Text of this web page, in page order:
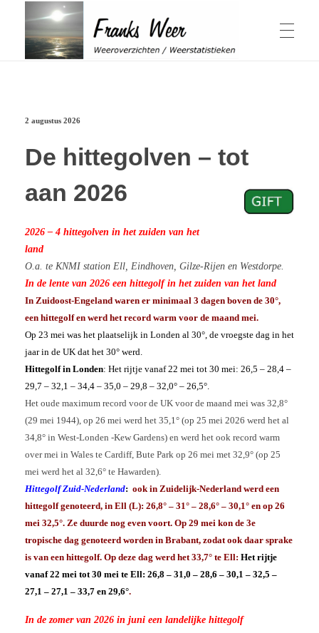
Actuele Winter
Elfstedentocht
Schaalverdeling Hellmangetal
Geschiedenis sneeuwval in Nederland
Winter 2014
Windchill berekenen
November 1980, 2015 & 2016
Zomer & Lente
Weeroverzichten Lente
Actuele Zomer
Warmtegetal
1959 bijzonder
Periode April-September
Jaaroverzichten
Weeroverzicht jaren
Wat is een zonnige dag
Weeroverzicht 2026
Weeroverzicht 2025
Weeroverzicht 2024
Weeroverzicht 2023
Weeroverzicht 2022
Weeroverzicht 2021
Archief Jaren
’t Weer
Weersverwachting
ADS Dagen
Dagrecords
Windchill berekenen
Bijzonder
Hitte Finland 2025
Nat UK & Sneeuw 2016
Koude Maart 2013
Rolwolk 2012
Franks weer
Haarlems gegevens
Foto’s
Basis van Nine Star Ki
Your 3 stars
Magic Square
Boeken NSK
RIP
Aad
Hans Baars
Geert Jan van Oldenborgh
Jan Buisman
2 augustus 2026
De hittegolven – tot
aan 2026
2026 – 4 hittegolven in het zuiden van het
land
O.a. te KNMI station Ell, Eindhoven, Gilze-Rijen en Westdorpe.
In de lente van 2026 een hittegolf in het zuiden van het land
In Zuidoost-Engeland waren er minimaal 3 dagen boven de 30°,
een hittegolf en werd het record warm voor de maand mei.
Op 23 mei was het plaatselijk in Londen al 30°, de vroegste dag in het
jaar in de UK dat het 30° werd.
Hittegolf in Londen: Het rijtje vanaf 22 mei tot 30 mei: 26,5 – 28,4 –
29,7 – 32,1 – 34,4 – 35,0 – 29,8 – 32,0° – 26,5°.
Het oude maximum record voor de UK voor de maand mei was 32,8°
(29 mei 1944), op 26 mei werd het 35,1° (op 25 mei 2026 werd het al
34,8° in West-Londen -Kew Gardens) en werd het ook record warm
over mei in Wales te Cardiff, Bute Park op 26 mei met 32,9° (op 25
mei werd het al 32,6° te Hawarden).
Hittegolf Zuid-Nederland: ook in Zuidelijk-Nederland werd een
hittegolf genoteerd, in Ell (L): 26,8° – 31° – 28,6° – 30,1° en op 26
mei 32,5°. Ze duurde nog even voort. Op 29 mei kon de 3e
tropische dag genoteerd worden in Brabant, zodat ook daar sprake
is van een hittegolf. Op deze dag werd het 33,7° te Ell: Het rijtje
vanaf 22 mei tot 30 mei te Ell: 26,8 – 31,0 – 28,6 – 30,1 – 32,5 –
27,1 – 27,1 – 33,7 en 29,6°.
In de zomer van 2026 in juni een landelijke hittegolf